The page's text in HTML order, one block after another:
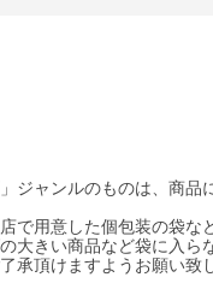
」ジャンルのものは、商
で用意した個包装の袋な
大きい商品など袋に入ら
承頂けますようお願い致